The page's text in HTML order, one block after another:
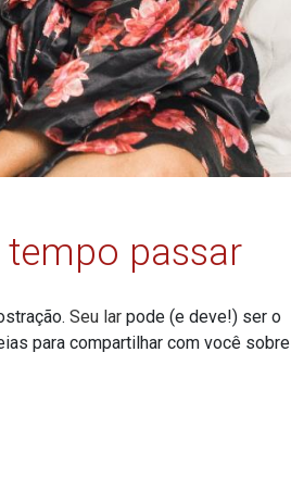
passar
Seu lar pode (e deve!) ser o
para compartilhar com você sobre